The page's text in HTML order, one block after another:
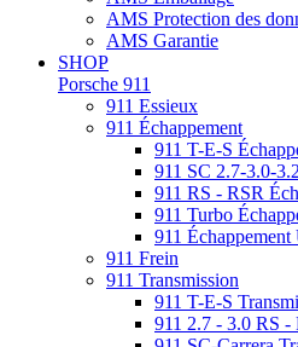
AMS Protection des
AMS Garantie
SHOP
Porsche 911
911 Essieux
911 Échappement
911 T-E-S
911 SC 2.7-3.0-
911 RS - RSR
911 Turbo
911 Échappement
911 Frein
911 Transmission
911 T-E-S
911 2.7 - 3.0 RS -